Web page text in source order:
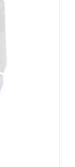
гармоника